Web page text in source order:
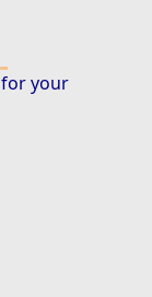
for your